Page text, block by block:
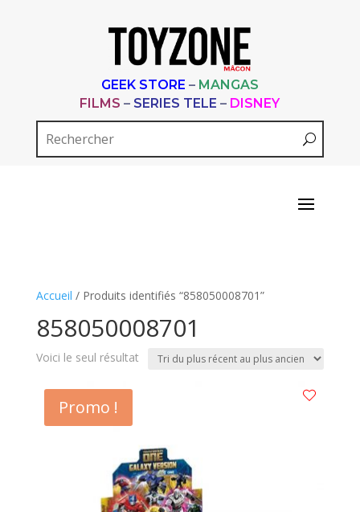
GEEK STORE – MANGAS
FILMS – SERIES TELE – DISNEY
Accueil / Produits identifiés “858050008701”
858050008701
Voici le seul résultat
Promo !